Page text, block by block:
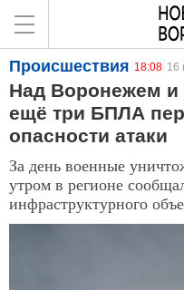
Происшествия 18:08 16
Над Воронежем и
ещё три БПЛА
опасности атаки
За день военные
утром в регионе
инфраструктурного